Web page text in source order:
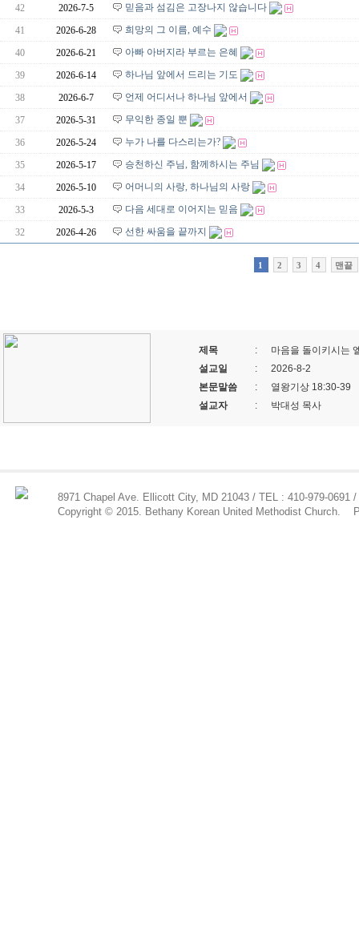
42 2026-7-5 믿음과 섬김은 고장나지 않습니다
41 2026-6-28 희망의 그 이름, 예수
40 2026-6-21 아빠 아버지라 부르는 은혜
39 2026-6-14 하나님 앞에서 드리는 기도
38 2026-6-7 언제 어디서나 하나님 앞에서
37 2026-5-31 무익한 종일 뿐
36 2026-5-24 누가 나를 다스리는가?
35 2026-5-17 승천하신 주님, 함께하시는 주님
34 2026-5-10 어머니의 사랑, 하나님의 사랑
33 2026-5-3 다음 세대로 이어지는 믿음
32 2026-4-26 선한 싸움을 끝까지
1 2 3 4 맨끝
제목 :
마음을 돌이키시는
설교일
:
2026-8-2
본문말씀
:
열왕기상 18:30-39
설교자
: 박대성 목사
8971 Chapel Ave. Ellicott City, MD 21043 / TEL : 410-979-0691
Copyright © 2015. Bethany Korean United Methodist Church.